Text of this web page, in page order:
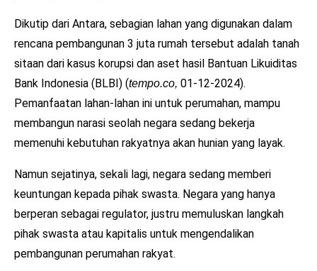
Dikutip dari Antara, sebagian lahan yang digunakan dalam
rencana pembangunan 3 juta rumah tersebut adalah tanah
sitaan dari kasus korupsi dan aset hasil Bantuan Likuiditas
Bank Indonesia (BLBI) (tempo.co, 01-12-2024).
Pemanfaatan lahan-lahan ini untuk perumahan, mampu
membangun narasi seolah negara sedang bekerja
memenuhi kebutuhan rakyatnya akan hunian yang layak.
Namun sejatinya, sekali lagi, negara sedang memberi
keuntungan kepada pihak swasta. Negara yang hanya
berperan sebagai regulator, justru memuluskan langkah
pihak swasta atau kapitalis untuk mengendalikan
pembangunan perumahan rakyat.